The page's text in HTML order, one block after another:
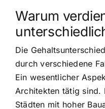
Warum
Die
durch verschiedene
Ein wesentlicher
Architekten tätig sind.
Städten mit hoher